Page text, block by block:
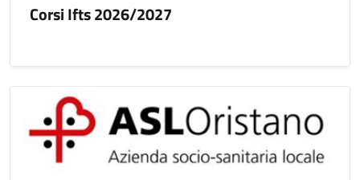
Corsi Ifts 2026/2027